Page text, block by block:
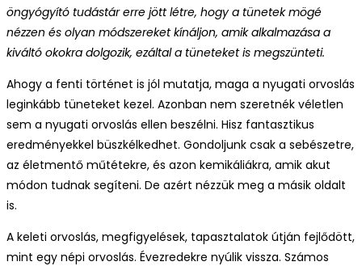
öngyógyító tudástár erre jött létre, hogy a tünetek mögé
nézzen és olyan módszereket kínáljon, amik alkalmazása a
kiváltó okokra dolgozik, ezáltal a tüneteket is megszünteti.
Ahogy a fenti történet is jól mutatja, maga a nyugati orvoslás
leginkább tüneteket kezel. Azonban nem szeretnék véletlen
sem a nyugati orvoslás ellen beszélni. Hisz fantasztikus
eredményekkel büszkélkedhet. Gondoljunk csak a sebészetre,
az életmentő műtétekre, és azon kemikáliákra, amik akut
módon tudnak segíteni. De azért nézzük meg a másik oldalt
is.
A keleti orvoslás, megfigyelések, tapasztalatok útján fejlődött,
mint egy népi orvoslás. Évezredekre nyúlik vissza. Számos